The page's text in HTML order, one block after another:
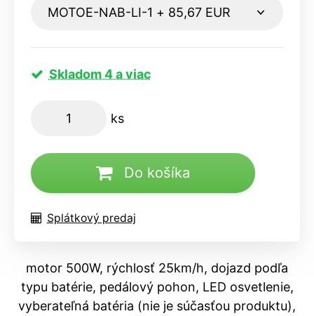
Skladom 4 a viac
ks
Do košíka
Splátkový predaj
motor 500W, rýchlosť 25km/h, dojazd podľa
typu batérie, pedálový pohon, LED osvetlenie,
vyberateľná batéria (nie je súčasťou produktu),